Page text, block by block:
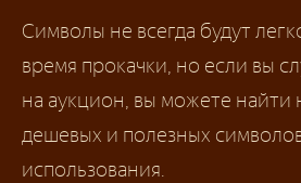
Символы не всегда будут
время прокачки, но если вы
на аукцион, вы можете найти
дешевых и полезных
использования.